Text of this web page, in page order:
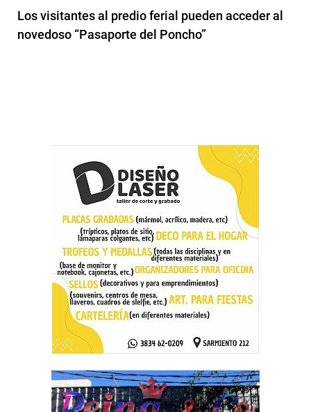
Los visitantes al predio ferial pueden acceder al
novedoso “Pasaporte del Poncho”